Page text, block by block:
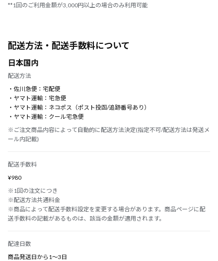
**1回のご利用金額が3,000円以上の場合のみ利用可能
配送方法・配送手数料について
日本国内
配送方法
・佐川急便：宅配便
・ヤマト運輸：宅急便
・ヤマト運輸：ネコポス（ポスト投函/追跡番号あり）
・ヤマト運輸：クール宅急便
※ご注文商品内容によって自動的に配送方法決定(指定不可/配送方法は発送メ
ール内記載)
配送手数料
¥980
※1回の注文につき
※配送方法共通料金
※商品によって配送手数料設定を変更する場合があります。商品ページに配
送手数料の記載があるものは、該当の金額が適用されます。
配達日数
商品発送日から1〜3日